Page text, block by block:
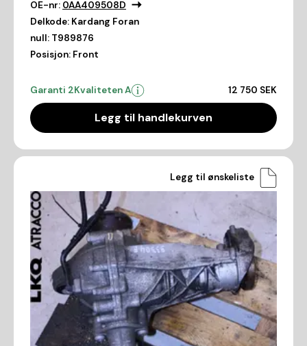
OE-nr: 0AA409508D
Delkode: Kardang Foran
null: T989876
Posisjon: Front
Garanti 2Kvaliteten A 12 750 SEK
Legg til handlekurven
Legg til ønskeliste